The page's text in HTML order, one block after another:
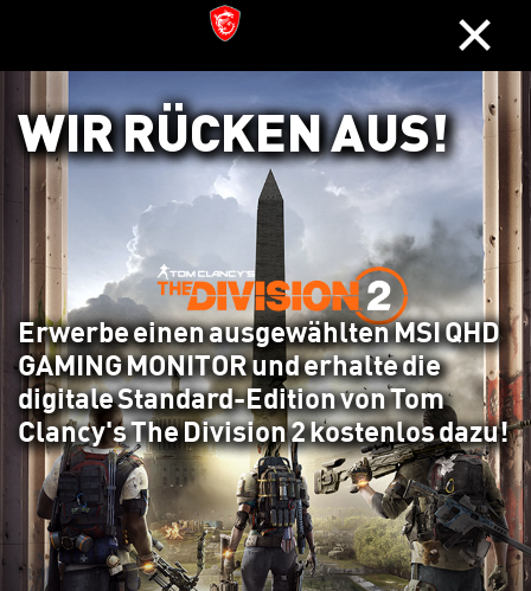
WIR RÜCKEN AUS!
Erwerbe einen ausgewählten MSI QHD
GAMING MONITOR und erhalte die
digitale Standard-Edition von Tom
Clancy's The Division 2 kostenlos dazu!
×